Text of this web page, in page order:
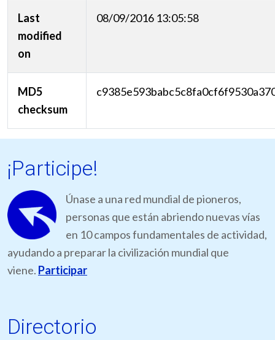
Last
modified
on
08/09/2016 13:05:58
MD5
checksum
¡Participe!
Únase a una red mundial de pioneros,
personas que están abriendo nuevas vías
en 10 campos fundamentales de actividad,
ayudando a preparar la civilización mundial que
viene. Participar
Directorio